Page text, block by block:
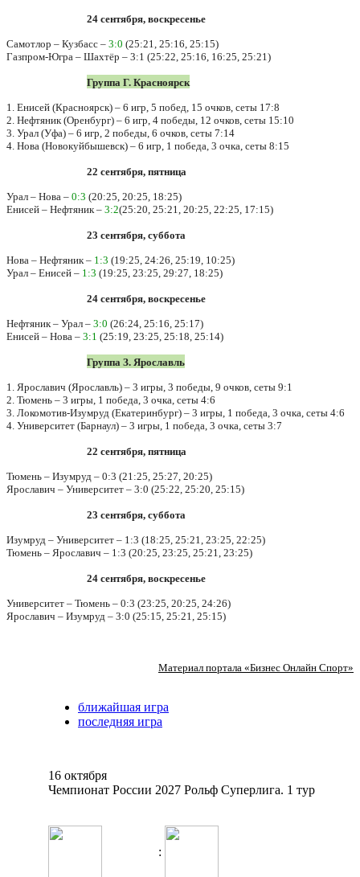
24 сентября, воскресенье
Самотлор – Кузбасс – 3:0 (25:21, 25:16, 25:15)
Газпром-Югра – Шахтёр – 3:1 (25:22, 25:16, 16:25, 25:21)
Группа Г. Красноярск
1. Енисей (Красноярск) – 6 игр, 5 побед, 15 очков, сеты 17:8
2. Нефтяник (Оренбург) – 6 игр, 4 победы, 12 очков, сеты 15:10
3. Урал (Уфа) – 6 игр, 2 победы, 6 очков, сеты 7:14
4. Нова (Новокуйбышевск) – 6 игр, 1 победа, 3 очка, сеты 8:15
22 сентября, пятница
Урал – Нова – 0:3 (20:25, 20:25, 18:25)
Енисей – Нефтяник – 3:2(25:20, 25:21, 20:25, 22:25, 17:15)
23 сентября, суббота
Нова – Нефтяник – 1:3 (19:25, 24:26, 25:19, 10:25)
Урал – Енисей – 1:3 (19:25, 23:25, 29:27, 18:25)
24 сентября, воскресенье
Нефтяник – Урал – 3:0 (26:24, 25:16, 25:17)
Енисей – Нова – 3:1 (25:19, 23:25, 25:18, 25:14)
Группа З. Ярославль
1. Ярославич (Ярославль) – 3 игры, 3 победы, 9 очков, сеты 9:1
2. Тюмень – 3 игры, 1 победа, 3 очка, сеты 4:6
3. Локомотив-Изумруд (Екатеринбург) – 3 игры, 1 победа, 3 очка, сеты 4:6
4. Университет (Барнаул) – 3 игры, 1 победа, 3 очка, сеты 3:7
22 сентября, пятница
Тюмень – Изумруд – 0:3 (21:25, 25:27, 20:25)
Ярославич – Университет – 3:0 (25:22, 25:20, 25:15)
23 сентября, суббота
Изумруд – Университет – 1:3 (18:25, 25:21, 23:25, 22:25)
Тюмень – Ярославич – 1:3 (20:25, 23:25, 25:21, 23:25)
24 сентября, воскресенье
Университет – Тюмень – 0:3 (23:25, 20:25, 24:26)
Ярославич – Изумруд – 3:0 (25:15, 25:21, 25:15)
Материал портала «Бизнес Онлайн Спорт»
ближайшая игра
последняя игра
16 октября
Чемпионат России 2027 Рольф Суперлига. 1 тур
: